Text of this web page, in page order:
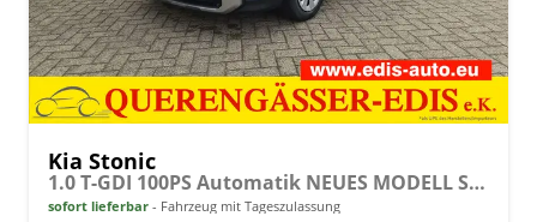
Kia Stonic
1.0 T-GDI 100PS Automatik NEUES MODELL Sitzheizung Lenkradheizung PDC v+h Rückf.Kamera Klima Bluetooth Touchscreen Apple CarPlay Android Auto Tempomat
sofort lieferbar Fahrzeug mit Tageszulassung